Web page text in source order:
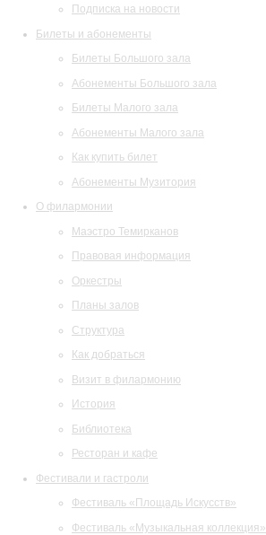
Подписка на новости
Билеты и абонементы
Билеты Большого зала
Абонементы Большого зала
Билеты Малого зала
Абонементы Малого зала
Как купить билет
Абонементы Музитория
О филармонии
Маэстро Темирканов
Правовая информация
Оркестры
Планы залов
Структура
Как добраться
Визит в филармонию
История
Библиотека
Ресторан и кафе
Фестивали и гастроли
Фестиваль «Площадь Искусств»
Фестиваль «Музыкальная коллекция»